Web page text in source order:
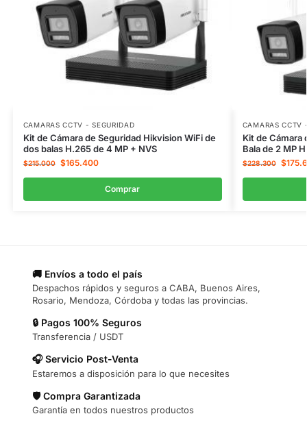
CAMARAS CCTV - SEGURIDAD
Kit de Cámara de Seguridad Hikvision WiFi de
dos balas H.265 de 4 MP + NVS
$215.000 $165.400
Comprar
CAMARAS CCTV
Kit de Cámara
Bala de 2 MP
$228.300 $
🚚 Envíos a todo el país
Despachos rápidos y seguros a CABA, Buenos Aires,
Rosario, Mendoza, Córdoba y todas las provincias.
🔒 Pagos 100% Seguros
Transferencia / USDT
🎧 Servicio Post-Venta
Estaremos a disposición para lo que necesites
🛡️ Compra Garantizada
Garantía en todos nuestros productos